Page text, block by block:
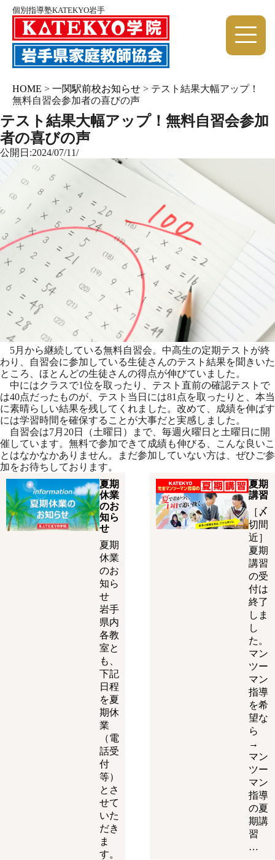
個別指導塾KATEKYO岩手
HOME > 一関駅前校お知らせ > テスト結果大幅アップ！
無料自習会参加者の喜びの声
テスト結果大幅アップ！無料自習会参加
者の喜びの声
公開日:2024/07/11/
5月から継続している無料自習会。中高生の定期テストが終
わり、自習会に参加している生徒さんのテスト結果を聞きいた
ところ、ほとんどの生徒さんの得点が伸びていました。
中にはクラスで1位を取ったり、テスト直前の確認テストで
は40点だったものが、テスト当日には81点を取ったりと、本当
に素晴らしい結果を残してくれました。改めて、成績を伸ばす
には学習時間を確保することが大事だと実感しました。
自習会は7月20日（土曜日）まで、毎週火曜日と土曜日に開
催しています。無料で参加できて成績も伸びる、こんな良いこ
とはなかなかありません。まだ参加していない方は、ぜひご参
加をお待ちしております。
夏期
休業
のお
知ら
せ
夏期
休業
のお
知ら
せ
岩手
県内
各教
室と
も、
下記
日程
を夏
期休
業
（電
話受
付
等）
とさ
せて
いた
だき
ま
す。
夏期
講習
［〆
切間
近］
夏期
講習
の受
付は
終了
しま
し
た。
マン
ツー
マン
指導
を希
望な
ら
→
マン
ツー
マン
指導
の夏
期講
習
…